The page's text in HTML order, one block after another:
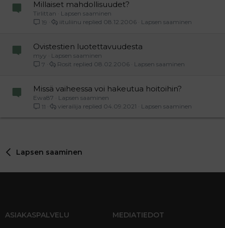
Millaiset mahdollisuudet?
Tirlittan
Lapsen saaminen
19
Lapsen saaminen
08.12.2006
iituliinu
Ovistestien luotettavuudesta
myy
Lapsen saaminen
7
Lapsen saaminen
08.02.2006
Rosit
Missä vaiheessa voi hakeutua hoitoihin?
Ewa87
Lapsen saaminen
11
Lapsen saaminen
04.09.2021
vierailija
Lapsen saaminen
ASIAKASPALVELU MEDIATIEDOT